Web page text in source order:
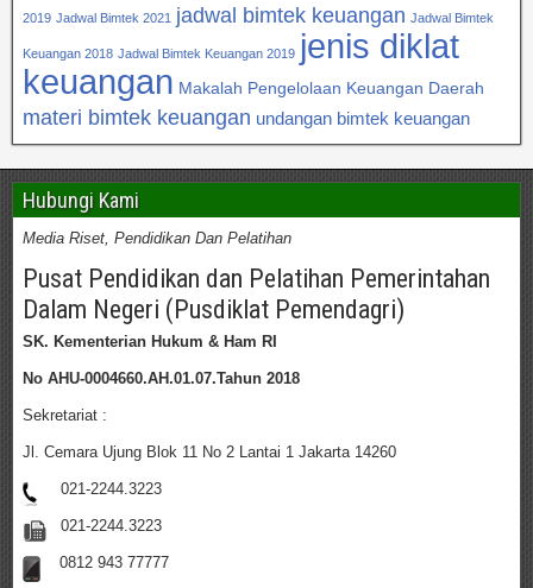
2019 Jadwal Bimtek 2021 jadwal bimtek keuangan Jadwal Bimtek
Keuangan 2018 Jadwal Bimtek Keuangan 2019 jenis diklat
keuangan Makalah Pengelolaan Keuangan Daerah
materi bimtek keuangan undangan bimtek keuangan
Hubungi Kami
Media Riset, Pendidikan Dan Pelatihan
Pusat Pendidikan dan Pelatihan Pemerintahan
Dalam Negeri (Pusdiklat Pemendagri)
SK. Kementerian Hukum & Ham RI
No AHU-0004660.AH.01.07.Tahun 2018
Sekretariat :
Jl. Cemara Ujung Blok 11 No 2 Lantai 1 Jakarta 14260
021-2244.3223
021-2244.3223
0812 943 77777